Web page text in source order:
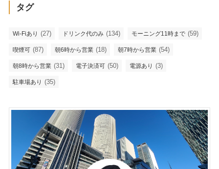
タグ
Wi-Fiあり (27) ドリンク代のみ (134) モーニング11時まで (59)
喫煙可 (87) 朝6時から営業 (18) 朝7時から営業 (54)
朝8時から営業 (31) 電子決済可 (50) 電源あり (3)
駐車場あり (35)